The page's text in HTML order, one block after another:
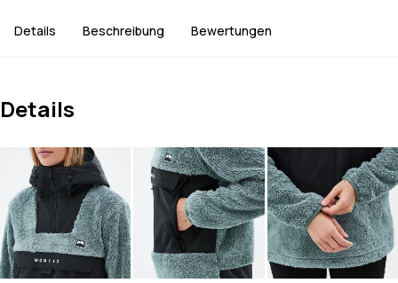
Details Beschreibung Bewertungen
Details